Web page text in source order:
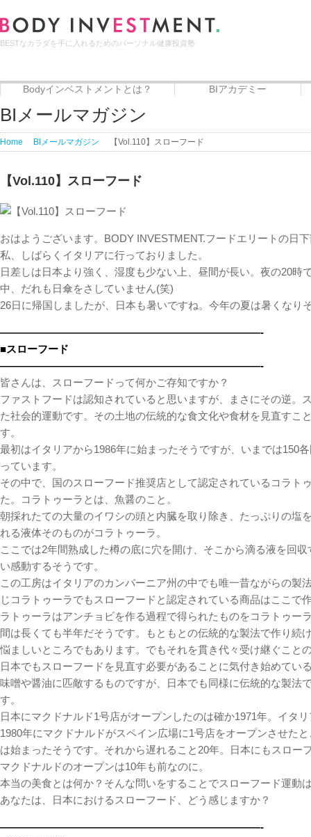
BESTなカラダを手に入れるためのパーソナル健康投資塾
Bodyインベストメントとは？
BIアカデミー
BIメールマガジン
Home BIメールマガジン 【Vol.110】スローフード
【Vol.110】スローフード
おはようございます。BODY INVESTMENT.フードエリートの日
私、しばらくイタリアに行っておりました。
日差しは日本より強く、湿度も少ない上、昼間が長い。夜の20時
中、だれも日傘をさしていません(笑)
26日に帰国しましたが、日本も暑いですね。今年の夏は暑くなり
—————————————————————————-
■スローフード
—————————————————————————-
皆さんは、スローフードって何かご存知ですか？
ファストフードは認知されていると思いますが、まさにその逆。
た社会的運動です。その土地の伝統的な食文化や食材を見直すこ
す。
最初はイタリアから1986年に始まったそうですが、いまでは150
っています。
その中で、国のスローフード推奨店として認定されているコラト
た。コラトゥーラとは、魚醤のこと。
朝採れたての大量のイワシの頭と内臓を取り除き、たっぷりの塩
れる液体そのものがコラトゥーラ。
ここでは2年間熟成した樽の底に穴を開け、そこから滴る液を回
い感動するそうです。
この工房はイタリアのカンパーニア州の中でも唯一昔ながらの製
じコラトゥーラでもスローフードと認定されている商品はここで
ラトゥーラはアンチョビを作る過程で得られたものをコラトゥー
間は長くても半年だそうです。もともとの伝統的な製法で作り続
悩ましいところでもあります。でもそれを貫き代々受け継ぐこと
日本でもスローフードを見直す必要があることに気付き始めてい
味噌や醤油に匹敵するものですが、日本でも同様に伝統的な製法
す。
日本にマクドナルド1号店がオープンしたのは確か1971年。イタ
1980年にマクドナルドがスペイン広場に1号店をオープンさせた
は始まったそうです。それから遅れること20年。日本にもスロー
マクドナルドのオープンは10年も前なのに。
本当の美食とは何か？そんな問いをすることでスローフード運動
あなたは、日本におけるスローフード、どう感じますか？
—————————————————————————-